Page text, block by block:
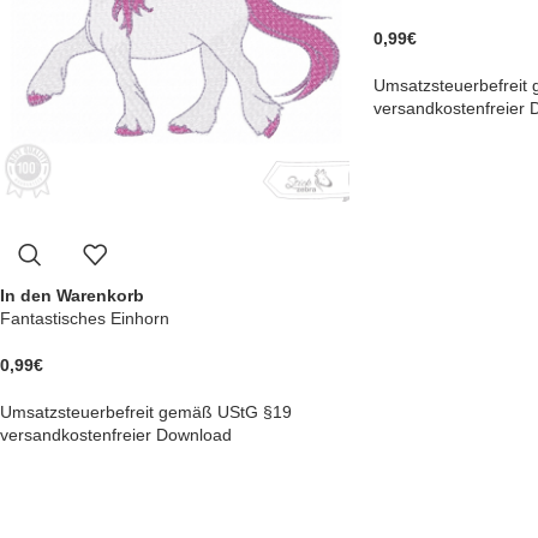
In den Warenkorb
Fantastisches Einhorn
0,99€
Umsatzsteuerbefreit gemäß UStG §19
versandkostenfreier Download
0,99€
Umsatzsteuerbefreit
versandkostenfreier